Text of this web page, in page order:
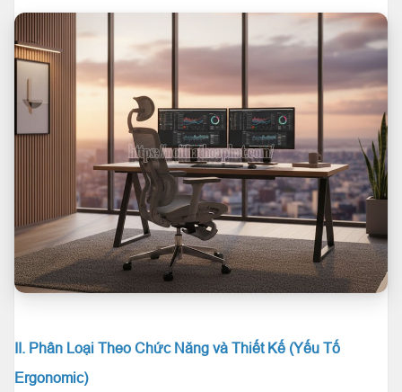
II. Phân Loại Theo Chức Năng và Thiết Kế (Yếu Tố
Ergonomic)